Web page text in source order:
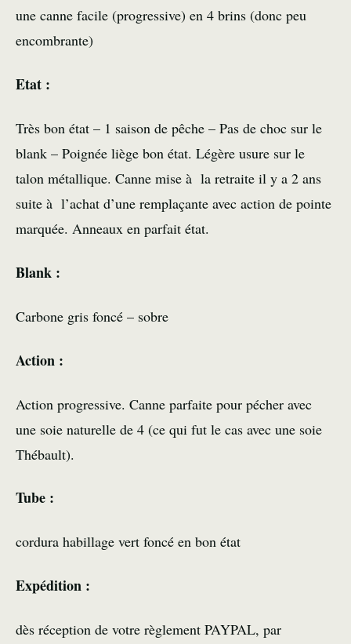
une canne facile (progressive) en 4 brins (donc peu
encombrante)
Etat :
Très bon état – 1 saison de pêche – Pas de choc sur le
blank – Poignée liège bon état. Légère usure sur le
talon métallique. Canne mise à la retraite il y a 2 ans
suite à l’achat d’une remplaçante avec action de pointe
marquée. Anneaux en parfait état.
Blank :
Carbone gris foncé – sobre
Action :
Action progressive. Canne parfaite pour pécher avec
une soie naturelle de 4 (ce qui fut le cas avec une soie
Thébault).
Tube :
cordura habillage vert foncé en bon état
Expédition :
dès réception de votre règlement PAYPAL, par